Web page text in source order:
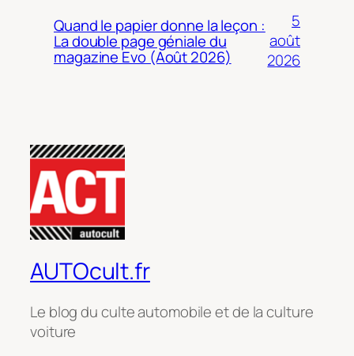
Quand le papier donne la leçon :
La double page géniale du
magazine Evo (Août 2026)
5
août
2026
AUTOcult.fr
Le blog du culte automobile et de la culture
voiture